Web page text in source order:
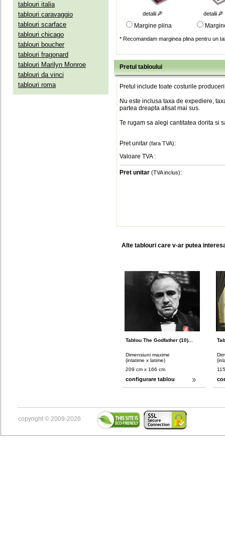
tablouri italia
tablouri caravaggio
tablouri scarface
tablouri chicago
tablouri boucher
tablouri fragonard
tablouri Marilyn Monroe
tablouri da vinci
tablouri roma
detalii detalii
Margine plina
* Recomandam marginea plina pentru un
Pretul tabloului
Pretul include toate costurile
Nu este inclusa taxa de expediere,
partea dreapta afisat mai sus.
Te rugam sa alegi cantitatea dorita si
Pret unitar (fara TVA):
Valoare TVA :
Pret unitar (TVA inclus):
Alte tablouri care v-ar putea
Tablou The Godfather (10)...
Dimensiuni maxime
(inlatime x latime)
209 cm x 166 cm
configurare tablou
copyright © 2009-2026